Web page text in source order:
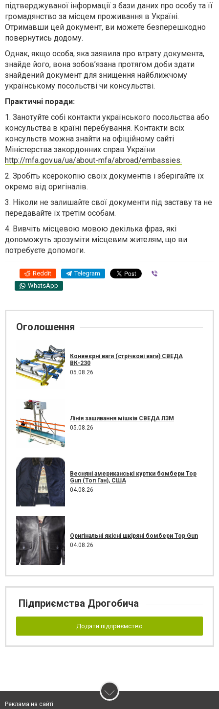
підтверджуваної інформації з бази даних про особу та її
громадянство за місцем проживання в Україні.
Отримавши цей документ, ви можете безперешкодно
повернутись додому.
Однак, якщо особа, яка заявила про втрату документа,
знайде його, вона зобов’язана протягом доби здати
знайдений документ для знищення найближчому
українському посольстві чи консульстві.
Практичні поради:
1. Занотуйте собі контакти українського посольства або
консульства в країні перебування. Контакти всіх
консульств можна знайти на офіційному сайті
Міністерства закордонних справ України
http://mfa.gov.ua/ua/about-mfa/abroad/embassies.
2. Зробіть ксерокопію своїх документів і зберігайте їх
окремо від оригіналів.
3. Ніколи не залишайте свої документи під заставу та не
передавайте їх третім особам.
4. Вивчіть місцевою мовою декілька фраз, які
допоможуть зрозуміти місцевим жителям, що ви
потребуєте допомоги.
Reddit Telegram
WhatsApp
Оголошення
Конвеєрні ваги (стрічкові ваги) СВЕДА
ВК-230
05.08.26
Лінія зашивання мішків СВЕДА ЛЗМ
05.08.26
Весняні американські куртки бомбери Top
Gun (Топ Ган), США
04.08.26
Оригінальні якісні шкіряні бомбери Top Gun
04.08.26
Підприємства Дрогобича
Додати підприємство
Реклама на сайті